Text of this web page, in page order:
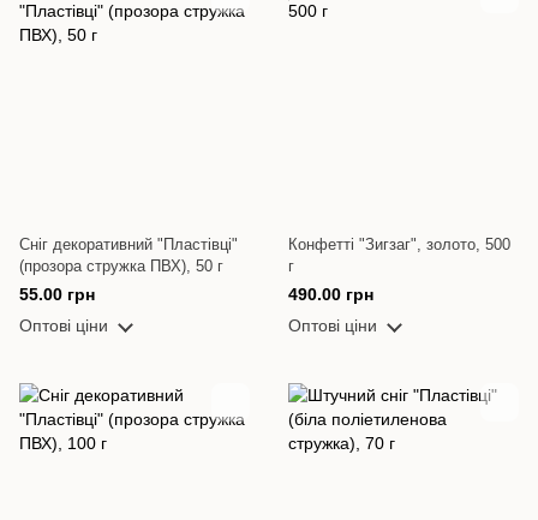
Сніг декоративний "Пластівці"
(прозора стружка ПВХ), 50 г
55.00 грн
Оптові ціни
Конфетті "Зигзаг", золото, 500
г
490.00 грн
Оптові ціни